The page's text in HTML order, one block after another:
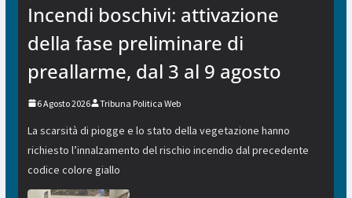
Incendi boschivi: attivazione
della fase preliminare di
preallarme, dal 3 al 9 agosto
6 Agosto 2026 Tribuna Politica Web
La scarsità di piogge e lo stato della vegetazione hanno
richiesto l’innalzamento del rischio incendio dal precedente
codice colore giallo